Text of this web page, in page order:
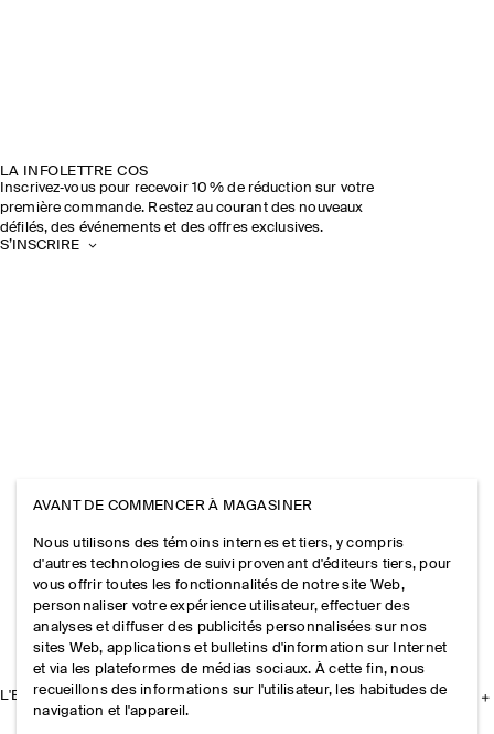
LA INFOLETTRE COS
Inscrivez‑vous pour recevoir 10 % de réduction sur votre
première commande. Restez au courant des nouveaux
défilés, des événements et des offres exclusives.
S’INSCRIRE
L'ENTREPRISE
AVANT DE COMMENCER À MAGASINER
Nous utilisons des témoins internes et tiers, y compris
d'autres technologies de suivi provenant d'éditeurs tiers, pour
vous offrir toutes les fonctionnalités de notre site Web,
personnaliser votre expérience utilisateur, effectuer des
analyses et diffuser des publicités personnalisées sur nos
sites Web, applications et bulletins d'information sur Internet
et via les plateformes de médias sociaux. À cette fin, nous
recueillons des informations sur l'utilisateur, les habitudes de
navigation et l'appareil.